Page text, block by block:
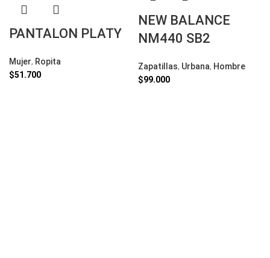
PANTALON PLATY
Mujer, Ropita
$51.700
NEW BALANCE
NM440 SB2
Zapatillas, Urbana, Hombre
$99.000